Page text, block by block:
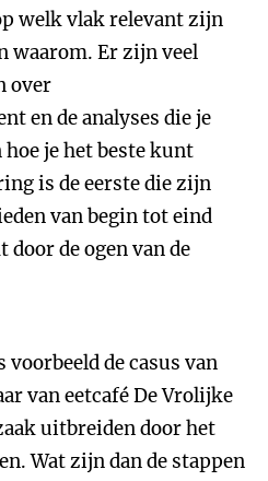
welk vlak relevant zijn
waarom. Er zijn veel
over
en de analyses die je
je het beste kunt
is de eerste die zijn
van begin tot eind
door de ogen van de
de casus van
van eetcafé De Vrolijke
uitbreiden door het
Wat zijn dan de stappen